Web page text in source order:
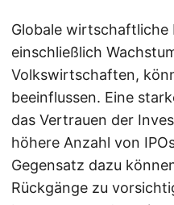
Globale wirtschaftliche
einschließlich
Volkswirtschaften,
beeinflussen. Eine
das Vertrauen der
höhere Anzahl von
Gegensatz dazu
Rückgänge zu